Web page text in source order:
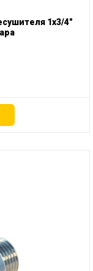
1х3/4"